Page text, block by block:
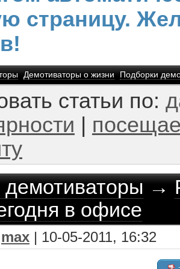
страницу.
Демотиваторы о жизни Подборки
статьи по:
→
в офисе
max | 10-05-2011, 16:32